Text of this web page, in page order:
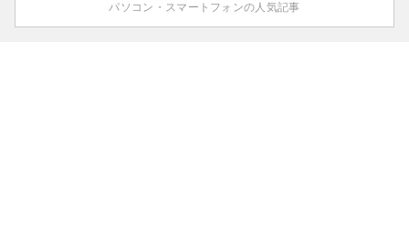
パソコン・スマートフォンの人気記事